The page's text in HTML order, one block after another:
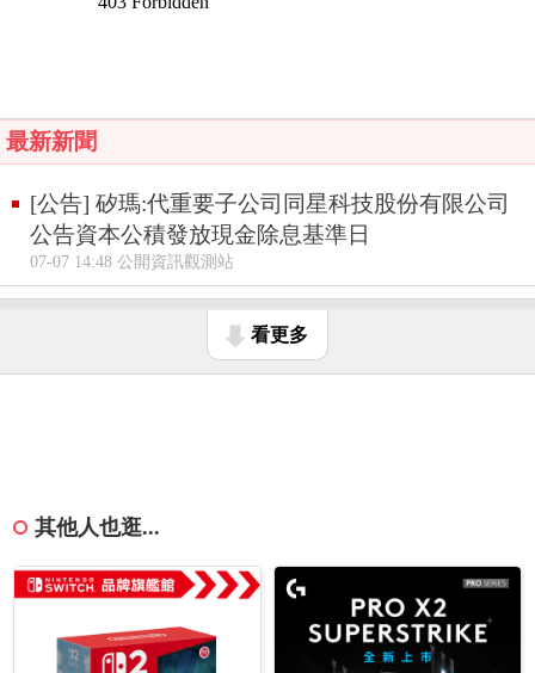
最新新聞
[公告] 矽瑪:代重要子公司同星科技股份有限公司
公告資本公積發放現金除息基準日
07-07 14:48 公開資訊觀測站
看更多
其他人也逛...